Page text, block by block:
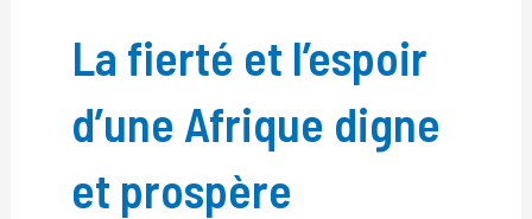
La fierté et l’espoir
d’une Afrique digne
et prospère